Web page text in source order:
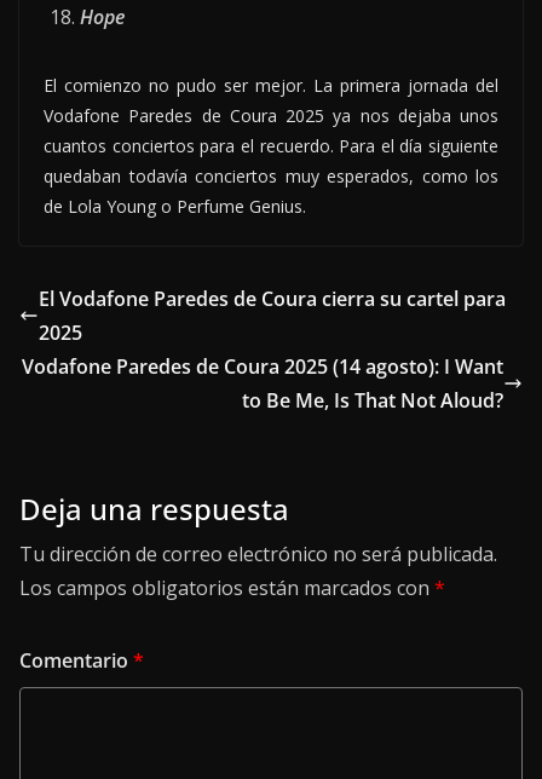
Hope
El comienzo no pudo ser mejor. La primera jornada del
Vodafone Paredes de Coura 2025 ya nos dejaba unos
cuantos conciertos para el recuerdo. Para el día siguiente
quedaban todavía conciertos muy esperados, como los
de Lola Young o Perfume Genius.
El Vodafone Paredes de Coura cierra su cartel para
2025
Vodafone Paredes de Coura 2025 (14 agosto): I Want
to Be Me, Is That Not Aloud?
Deja una respuesta
Tu dirección de correo electrónico no será publicada.
Los campos obligatorios están marcados con *
Comentario *